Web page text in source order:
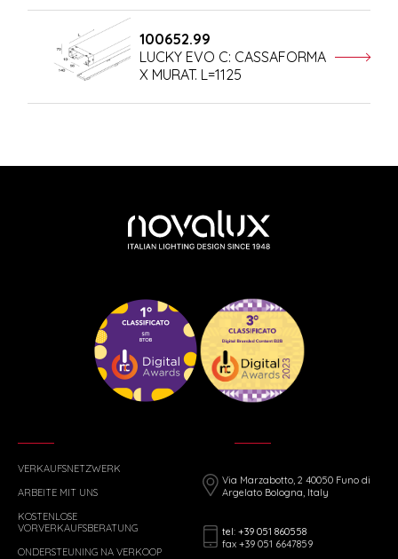
100652.99
LUCKY EVO C: CASSAFORMA
X MURAT. L=1125
VERKAUFSNETZWERK
ARBEITE MIT UNS
KOSTENLOSE
VORVERKAUFSBERATUNG
ONDERSTEUNING NA VERKOOP
Via Marzabotto, 2 40050 Funo di
Argelato Bologna, Italy
tel: +39 051 860558
fax +39 051 6647859